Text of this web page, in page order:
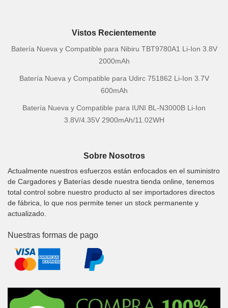
Vistos Recientemente
Batería Nueva y Compatible para Nibiru TBT9780A1 Li-Ion 3.8V
2000mAh
Batería Nueva y Compatible para Udirc 751862 Li-Ion 3.7V
600mAh
Batería Nueva y Compatible para IUNI BL-N3000B Li-Ion
3.8V/4.35V 2900mAh/11.02WH
Sobre Nosotros
Actualmente nuestros esfuerzos están enfocados en el suministro
de Cargadores y Baterías desde nuestra tienda online, tenemos
total control sobre nuestro producto al ser importadores directos
de fábrica, lo que nos permite tener un stock permanente y
actualizado.
Nuestras formas de pago